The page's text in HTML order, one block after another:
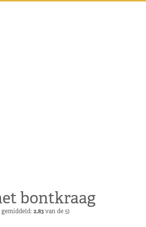
bontkraag
2,83van de 5)